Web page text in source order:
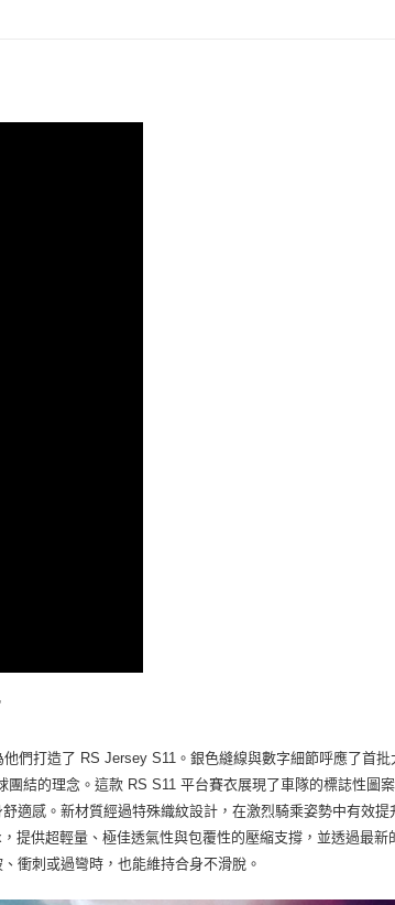
們打造了 RS Jersey S11。銀色縫線與數字細節呼應了首
結的理念。這款 RS S11 平台賽衣展現了車隊的標誌性圖
適感。新材質經過特殊織紋設計，在激烈騎乘姿勢中有效
提供超輕量、極佳透氣性與包覆性的壓縮支撐，並透過最
衝刺或過彎時，也能維持合身不滑脫。